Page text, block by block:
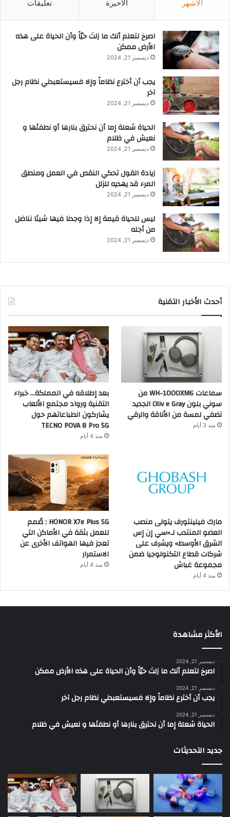
الأشهر الأخيرة تعليقات
‫اصرخ لتعلم أنك ما زلتَ حيّاً وأن الحياة على هذه
الأرض ممكن
ديسمبر 21, 2024
يجب أن أخترع نظاماً وإلا فسيستعبدني نظام رجل
آخر
ديسمبر 21, 2024
الحياة شعلة إما أن نحترق بنارها أو نطفئها و
نعيش في ظلام
ديسمبر 21, 2024
زيادة القول تحكي النقص في العمل ومنطق
المرء قد يهديه للزلل
ديسمبر 21, 2024
ليس للحياة قيمة إلا إذا وجدنا فيها شيئا نناضل
من أجله
ديسمبر 21, 2024
أحدث الأخبار التقنية
سماعات WH-1000XM6 من
سوني بلون Oliv e Gray الجديد
تضفي لمسة من الأناقة والرقي
منذ 3 أيام
بعد إطلاقه في المملكة… خبراء
التقنية ورواد مجتمع الألعاب
يشاركون انطباعاتهم حول
TECNO POVA 8 Pro 5G
منذ 4 أيام
مارك فيلينتورف يتولى منصب
العضو المنتدب لـ«سي إن إس
الشرق الأوسط» ويشرف على
شركات قطاع التكنولوجيا ضمن
مجموعة غباش
منذ 4 أيام
HONOR X7e Plus 5G : صُمم
للعمل بثقة في الأماكن التي
تعجز فيها الهواتف الأخرى عن
الاستمرار
منذ 4 أيام
الأكثر مشاهدة
ديسمبر 21, 2024
‫اصرخ لتعلم أنك ما زلتَ حيّاً وأن الحياة على هذه الأرض ممكن
ديسمبر 21, 2024
يجب أن أخترع نظاماً وإلا فسيستعبدني نظام رجل آخر
ديسمبر 21, 2024
الحياة شعلة إما أن نحترق بنارها أو نطفئها و نعيش في ظلام
جديد التحديثات